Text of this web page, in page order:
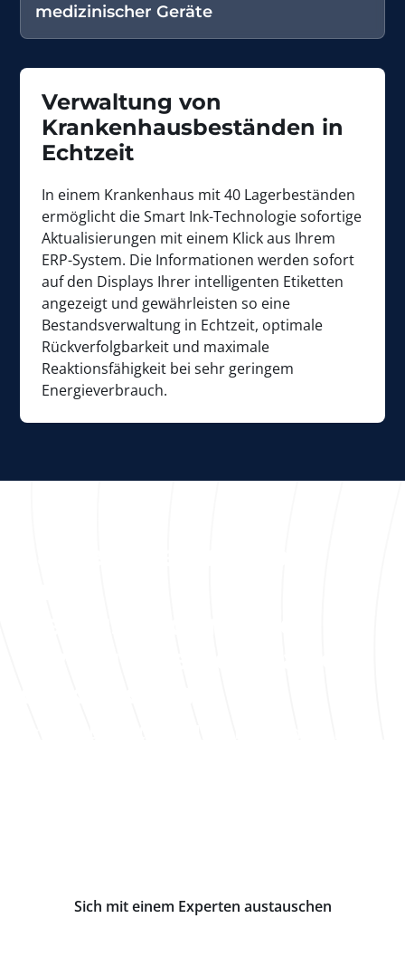
medizinischer Geräte
Verwaltung von
Krankenhausbeständen in
Echtzeit
In einem Krankenhaus mit 40 Lagerbeständen
ermöglicht die Smart Ink-Technologie sofortige
Aktualisierungen mit einem Klick aus Ihrem
ERP-System. Die Informationen werden sofort
auf den Displays Ihrer intelligenten Etiketten
angezeigt und gewährleisten so eine
Bestandsverwaltung in Echtzeit, optimale
Rückverfolgbarkeit und maximale
Reaktionsfähigkeit bei sehr geringem
Energieverbrauch.
Sich mit einem Experten austauschen